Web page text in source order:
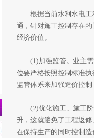
根据当前水利水电工程
通，针对施工控制存在
经济价值。
(1)加强监管。业主需
位要严格按照控制标准
监管体系来加强造价控
(2)优化施工。施工阶
升，这就避免了工程返
在保持生产的同时控制